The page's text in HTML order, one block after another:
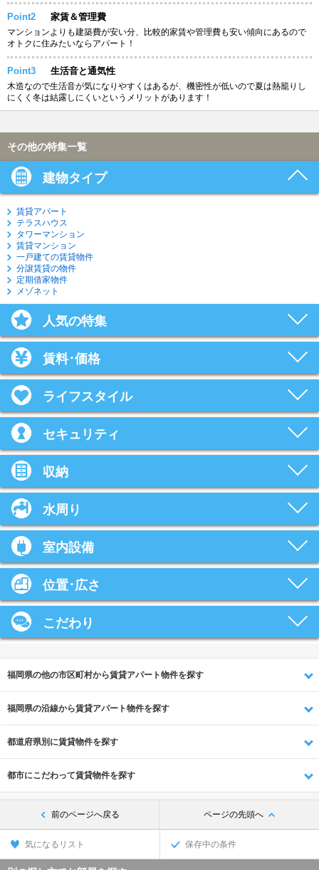
Point2 家賃＆管理費
マンションよりも建築費が安い分、比較的家賃や管理費も安い傾向にあるので
オトクに住みたいならアパート！
Point3 生活音と通気性
木造なので生活音が気になりやすくはあるが、機密性が低いので夏は熱籠りし
にくく冬は結露しにくいというメリットがあります！
その他の特集一覧
建物タイプ
賃貸アパート
テラスハウス
タワーマンション
賃貸マンション
一戸建ての賃貸物件
分譲賃貸の物件
定期借家物件
メゾネット
人気の特集
賃料･価格
ライフスタイル
セキュリティ
収納
水周り
室内設備
位置･広さ
こだわり
福岡県の他の市区町村から賃貸アパート物件を探す
福岡県の沿線から賃貸アパート物件を探す
都道府県別に賃貸物件を探す
都市にこだわって賃貸物件を探す
前のページへ戻る ページの先頭へ
気になるリスト 保存中の条件